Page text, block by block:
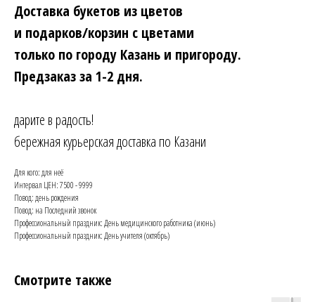
Доставка букетов из цветов
и подарков/корзин с цветами
только по городу Казань и пригороду.
Предзаказ за 1-2 дня.
дарите в радость!
бережная курьерская доставка по Казани
Для кого: для неё
Интервал ЦЕН: 7500 - 9999
Повод: день рождения
Повод: на Последний звонок
Профессиональный праздник: День медицинского работника (июнь)
Профессиональный праздник: День учителя (октябрь)
Смотрите также